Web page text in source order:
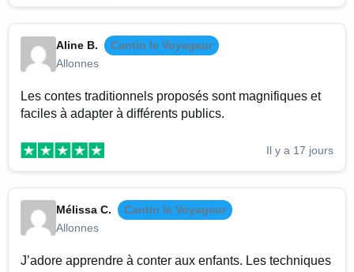
Aline B.
Cantin le Voyageur
Allonnes
Les contes traditionnels proposés sont magnifiques et
faciles à adapter à différents publics.
Il y a 17 jours
Mélissa C.
Cantin le Voyageur
Allonnes
J’adore apprendre à conter aux enfants. Les techniques